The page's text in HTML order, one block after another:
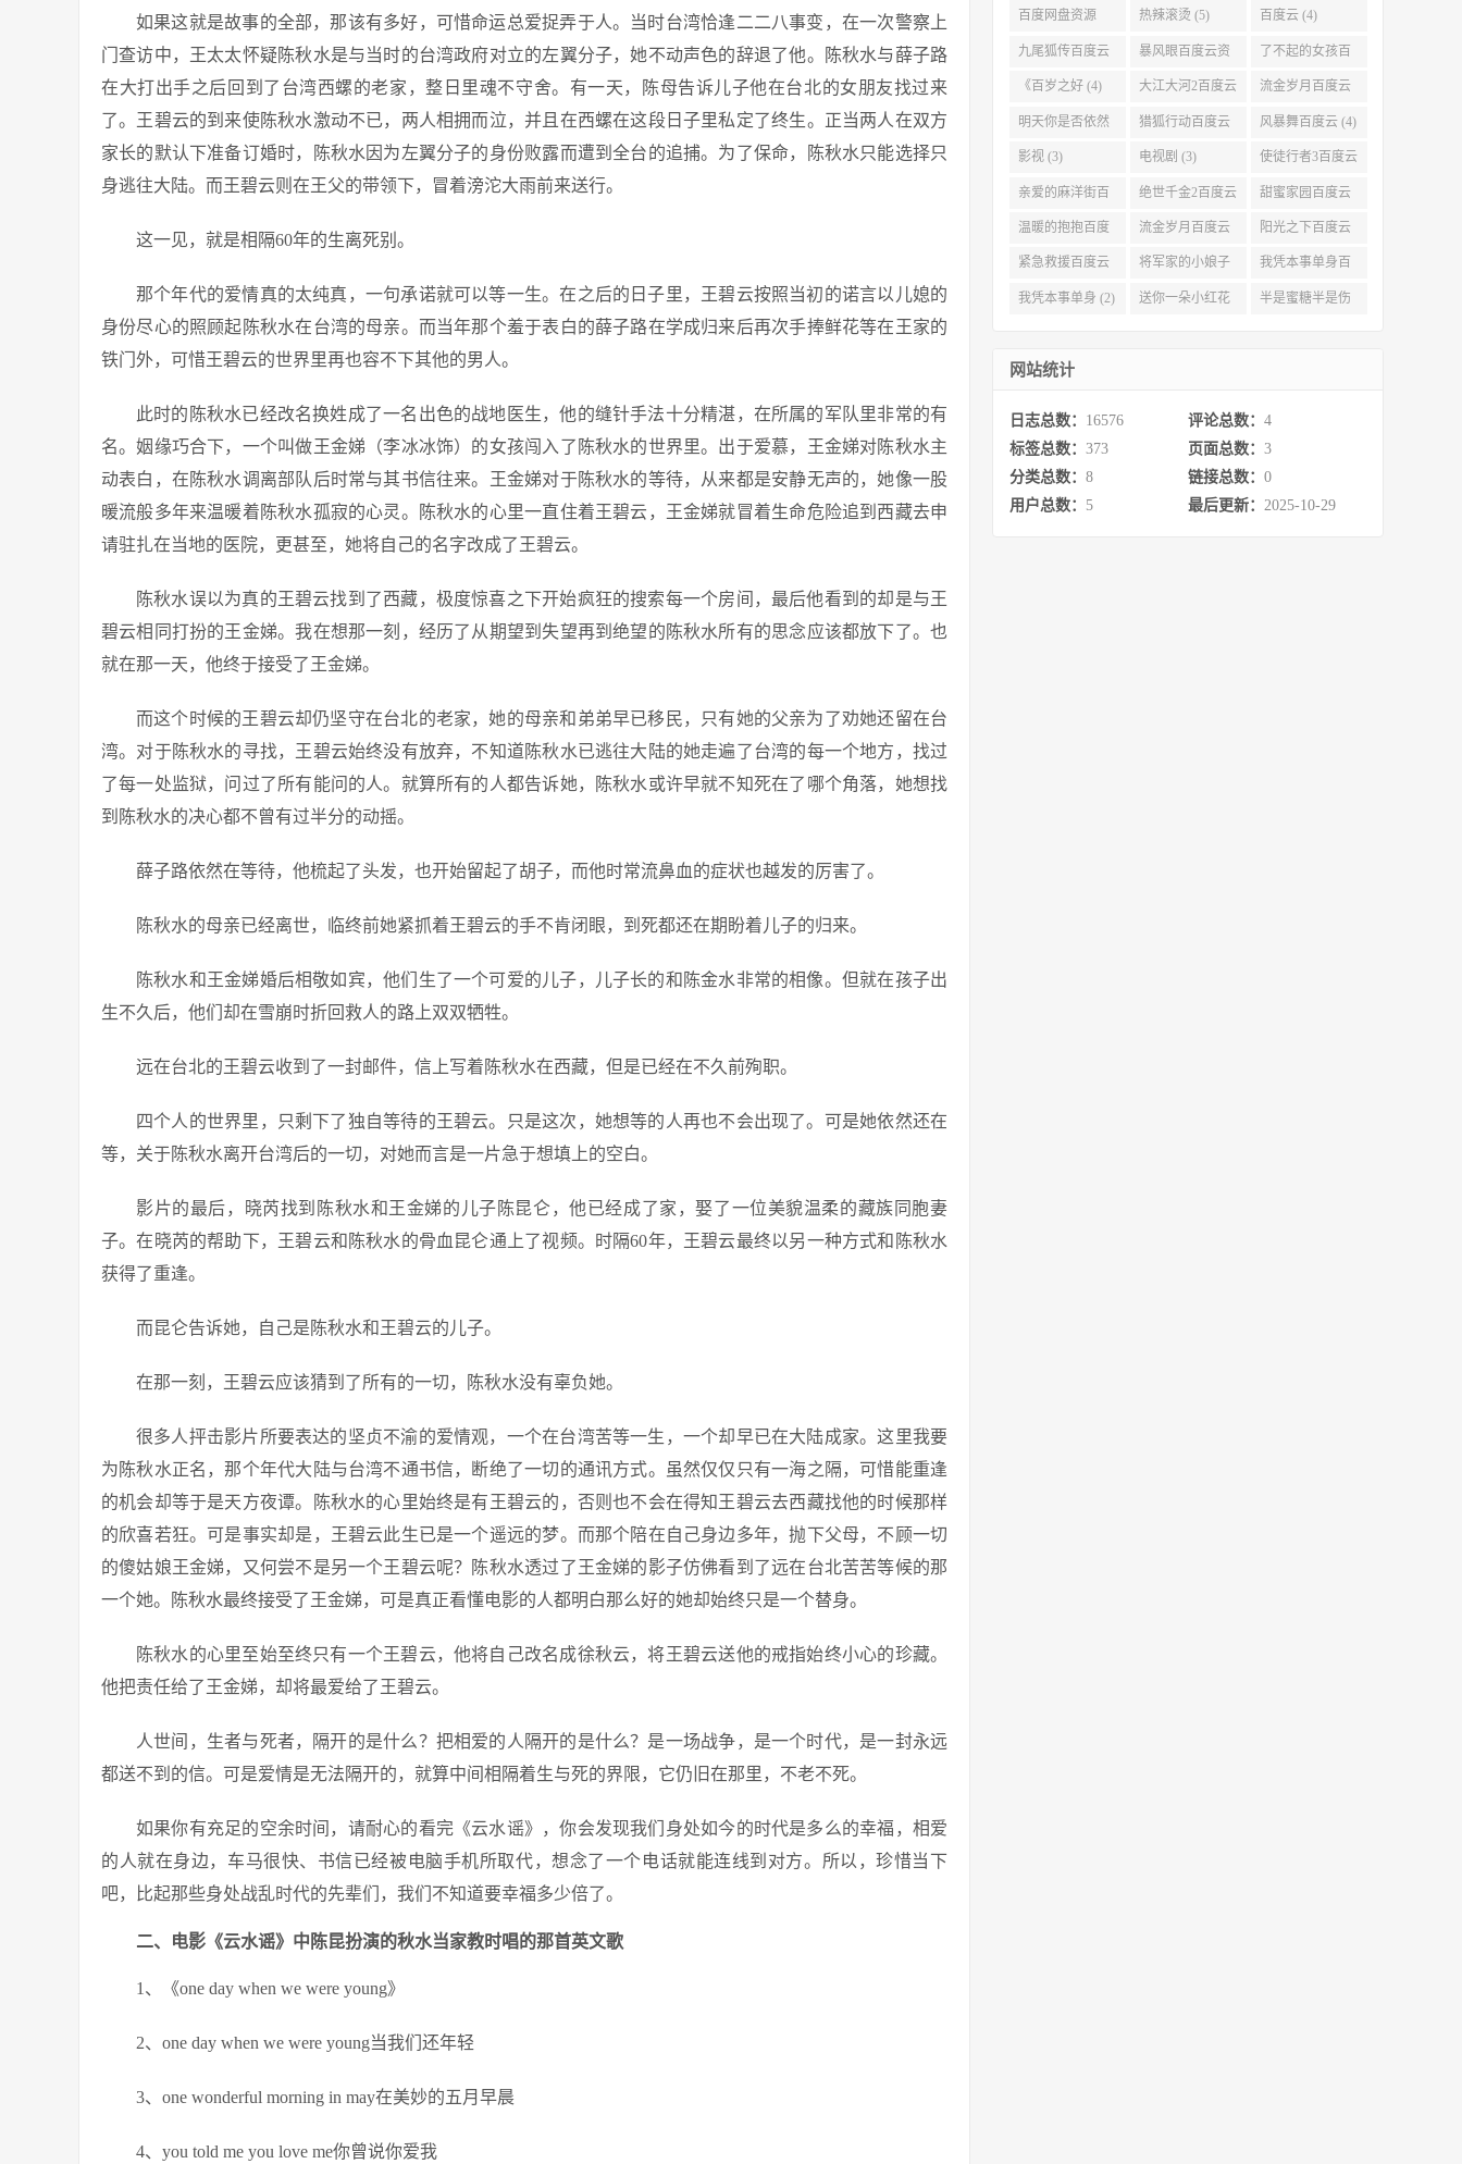
如果这就是故事的全部，那该有多好，可惜命运总爱捉弄于人。当时台湾恰逢二二八事变，在一次警察上
门查访中，王太太怀疑陈秋水是与当时的台湾政府对立的左翼分子，她不动声色的辞退了他。陈秋水与薛子路
在大打出手之后回到了台湾西螺的老家，整日里魂不守舍。有一天，陈母告诉儿子他在台北的女朋友找过来
了。王碧云的到来使陈秋水激动不已，两人相拥而泣，并且在西螺在这段日子里私定了终生。正当两人在双方
家长的默认下准备订婚时，陈秋水因为左翼分子的身份败露而遭到全台的追捕。为了保命，陈秋水只能选择只
身逃往大陆。而王碧云则在王父的带领下，冒着滂沱大雨前来送行。
这一见，就是相隔60年的生离死别。
那个年代的爱情真的太纯真，一句承诺就可以等一生。在之后的日子里，王碧云按照当初的诺言以儿媳的
身份尽心的照顾起陈秋水在台湾的母亲。而当年那个羞于表白的薛子路在学成归来后再次手捧鲜花等在王家的
铁门外，可惜王碧云的世界里再也容不下其他的男人。
此时的陈秋水已经改名换姓成了一名出色的战地医生，他的缝针手法十分精湛，在所属的军队里非常的有
名。姻缘巧合下，一个叫做王金娣（李冰冰饰）的女孩闯入了陈秋水的世界里。出于爱慕，王金娣对陈秋水主
动表白，在陈秋水调离部队后时常与其书信往来。王金娣对于陈秋水的等待，从来都是安静无声的，她像一股
暖流般多年来温暖着陈秋水孤寂的心灵。陈秋水的心里一直住着王碧云，王金娣就冒着生命危险追到西藏去申
请驻扎在当地的医院，更甚至，她将自己的名字改成了王碧云。
陈秋水误以为真的王碧云找到了西藏，极度惊喜之下开始疯狂的搜索每一个房间，最后他看到的却是与王
碧云相同打扮的王金娣。我在想那一刻，经历了从期望到失望再到绝望的陈秋水所有的思念应该都放下了。也
就在那一天，他终于接受了王金娣。
而这个时候的王碧云却仍坚守在台北的老家，她的母亲和弟弟早已移民，只有她的父亲为了劝她还留在台
湾。对于陈秋水的寻找，王碧云始终没有放弃，不知道陈秋水已逃往大陆的她走遍了台湾的每一个地方，找过
了每一处监狱，问过了所有能问的人。就算所有的人都告诉她，陈秋水或许早就不知死在了哪个角落，她想找
到陈秋水的决心都不曾有过半分的动摇。
薛子路依然在等待，他梳起了头发，也开始留起了胡子，而他时常流鼻血的症状也越发的厉害了。
陈秋水的母亲已经离世，临终前她紧抓着王碧云的手不肯闭眼，到死都还在期盼着儿子的归来。
陈秋水和王金娣婚后相敬如宾，他们生了一个可爱的儿子，儿子长的和陈金水非常的相像。但就在孩子出
生不久后，他们却在雪崩时折回救人的路上双双牺牲。
远在台北的王碧云收到了一封邮件，信上写着陈秋水在西藏，但是已经在不久前殉职。
四个人的世界里，只剩下了独自等待的王碧云。只是这次，她想等的人再也不会出现了。可是她依然还在
等，关于陈秋水离开台湾后的一切，对她而言是一片急于想填上的空白。
影片的最后，晓芮找到陈秋水和王金娣的儿子陈昆仑，他已经成了家，娶了一位美貌温柔的藏族同胞妻
子。在晓芮的帮助下，王碧云和陈秋水的骨血昆仑通上了视频。时隔60年，王碧云最终以另一种方式和陈秋水
获得了重逢。
而昆仑告诉她，自己是陈秋水和王碧云的儿子。
在那一刻，王碧云应该猜到了所有的一切，陈秋水没有辜负她。
很多人抨击影片所要表达的坚贞不渝的爱情观，一个在台湾苦等一生，一个却早已在大陆成家。这里我要
为陈秋水正名，那个年代大陆与台湾不通书信，断绝了一切的通讯方式。虽然仅仅只有一海之隔，可惜能重逢
的机会却等于是天方夜谭。陈秋水的心里始终是有王碧云的，否则也不会在得知王碧云去西藏找他的时候那样
的欣喜若狂。可是事实却是，王碧云此生已是一个遥远的梦。而那个陪在自己身边多年，抛下父母，不顾一切
的傻姑娘王金娣，又何尝不是另一个王碧云呢？陈秋水透过了王金娣的影子仿佛看到了远在台北苦苦等候的那
一个她。陈秋水最终接受了王金娣，可是真正看懂电影的人都明白那么好的她却始终只是一个替身。
陈秋水的心里至始至终只有一个王碧云，他将自己改名成徐秋云，将王碧云送他的戒指始终小心的珍藏。
他把责任给了王金娣，却将最爱给了王碧云。
人世间，生者与死者，隔开的是什么？把相爱的人隔开的是什么？是一场战争，是一个时代，是一封永远
都送不到的信。可是爱情是无法隔开的，就算中间相隔着生与死的界限，它仍旧在那里，不老不死。
如果你有充足的空余时间，请耐心的看完《云水谣》，你会发现我们身处如今的时代是多么的幸福，相爱
的人就在身边，车马很快、书信已经被电脑手机所取代，想念了一个电话就能连线到对方。所以，珍惜当下
吧，比起那些身处战乱时代的先辈们，我们不知道要幸福多少倍了。
二、电影《云水谣》中陈昆扮演的秋水当家教时唱的那首英文歌
1、《one day when we were young》
2、one day when we were young当我们还年轻
3、one wonderful morning in may在美妙的五月早晨
4、you told me you love me你曾说你爱我
百度网盘资源
(11)
热辣滚烫 (5) 百度云 (4)
九尾狐传百度云
(4)
暴风眼百度云资
源 (4)
了不起的女孩百
度云 (4)
《百岁之好 (4) 大江大河2百度云
(4)
流金岁月百度云
(4)
明天你是否依然
爱我百度云 (4)
猎狐行动百度云
(4)
风暴舞百度云 (4)
影视 (3) 电视剧 (3) 使徒行者3百度云
资源 (3)
亲爱的麻洋街百
度云资源 (3)
绝世千金2百度云
(3)
甜蜜家园百度云
(3)
温暖的抱抱百度
云 (3)
流金岁月百度云
完整网盘 (3)
阳光之下百度云
(3)
紧急救援百度云
资源 (2)
将军家的小娘子
百度云 (2)
我凭本事单身百
度云资源 (2)
我凭本事单身 (2) 送你一朵小红花 半是蜜糖半是伤
网站统计
日志总数： 16576 评论总数： 4
标签总数： 373 页面总数： 3
分类总数： 8 链接总数： 0
用户总数： 5 最后更新： 2025-10-29